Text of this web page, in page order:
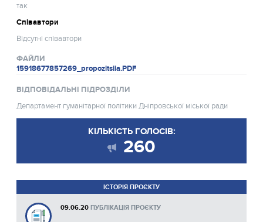
так
Співавтори
Відсутні співавтори
ФАЙЛИ
15918677857269_propozitsiia.PDF
ВІДПОВІДАЛЬНІ ПІДРОЗДІЛИ
Департамент гуманітарної політики Дніпровської міської ради
КІЛЬКІСТЬ ГОЛОСІВ:
260
ІСТОРІЯ ПРОЄКТУ
09.06.20 ПУБЛІКАЦІЯ ПРОЄКТУ